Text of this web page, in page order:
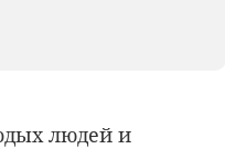
людей и